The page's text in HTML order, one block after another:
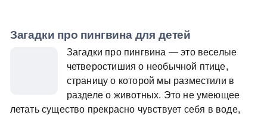
Загадки про пингвина для детей
Загадки про пингвина — это веселые
четверостишия о необычной птице,
страницу о которой мы разместили в
разделе о животных. Это не умеющее
летать существо прекрасно чувствует себя в воде,